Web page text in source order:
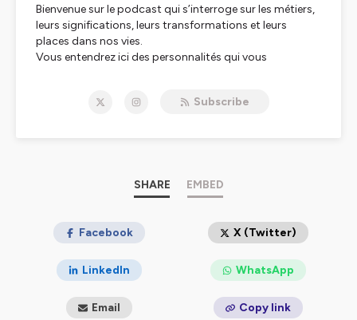
Bienvenue sur le podcast qui s’interroge sur les métiers,
leurs significations, leurs transformations et leurs
places dans nos vies.
Vous entendrez ici des personnalités qui vous
bienvenue dans sur le métier. Bonne écoute !
Production, enregistrement, textes : Elvire CASSAN
DA : Florence Rampin
Subscribe
SHARE EMBED
Facebook X (Twitter)
LinkedIn WhatsApp
Email Copy link